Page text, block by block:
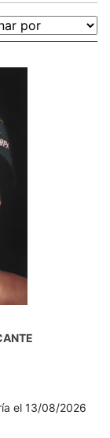
el 13/08/2026